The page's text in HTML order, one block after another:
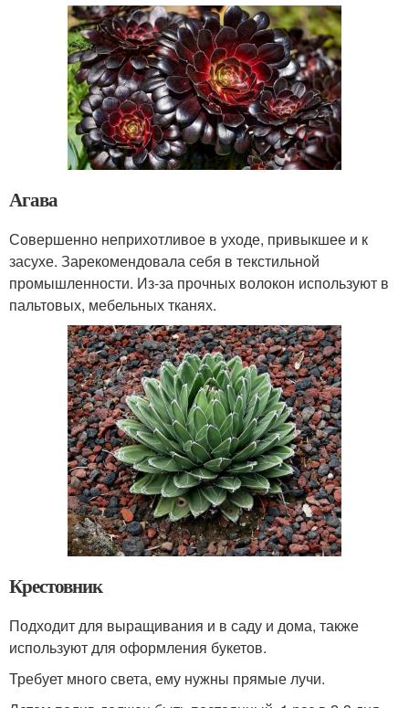
Агава
Совершенно неприхотливое в уходе, привыкшее и к
засухе. Зарекомендовала себя в текстильной
промышленности. Из-за прочных волокон используют в
пальтовых, мебельных тканях.
Крестовник
Подходит для выращивания и в саду и дома, также
используют для оформления букетов.
Требует много света, ему нужны прямые лучи.